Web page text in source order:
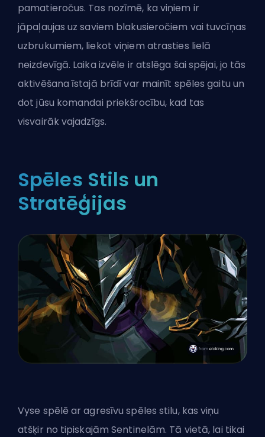
pamatieročus. Tas nozīmē, ka viņiem ir
jāpaļaujas uz saviem blakusieročiem vai tuvcīņas
uzbrukumiem, liekot viņiem atrasties lielā
neizdevīgā. Laika izvēle ir atslēga šai spējai, jo tās
aktivēšana īstajā brīdī var mainīt spēles gaitu un
dot jūsu komandai priekšrocību, kad tas
visvairāk vajadzīgs.
Spēles Stils un
Stratēģijas
Vyse spēlē ar agresīvu spēles stilu, kas viņu
atšķir no tipiskajām Sentinelām. Tā vietā, lai tikai